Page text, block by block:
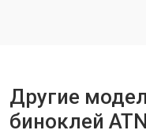
Замена матрицы
Другие
биноклей ATN